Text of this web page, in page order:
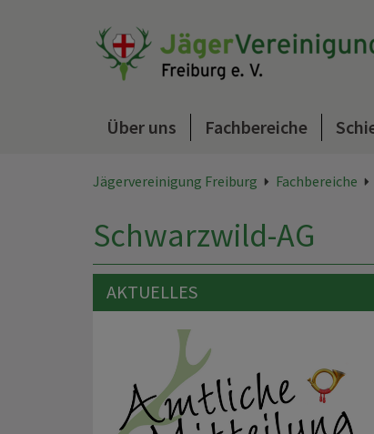
Über uns Fachbereiche
Jägervereinigung Freiburg Fachbereiche
Schwarzwild-AG
AKTUELLES